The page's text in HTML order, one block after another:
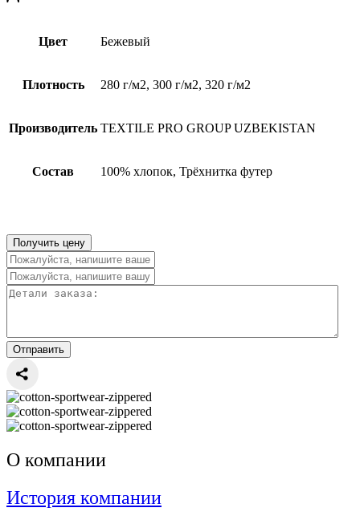
Цвет Бежевый
Плотность 280 г/м2, 300 г/м2, 320 г/м2
Производитель TEXTILE PRO GROUP UZBEKISTAN
Состав 100% хлопок, Трёхнитка футер
Получить цену
О компании
История компании